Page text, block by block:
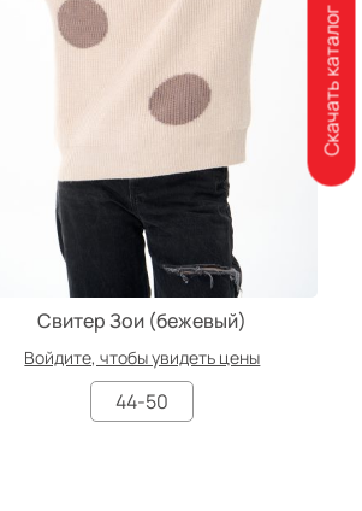
Свитер Зои (бежевый)
Войдите, чтобы увидеть цены
44-50
Скачать каталог